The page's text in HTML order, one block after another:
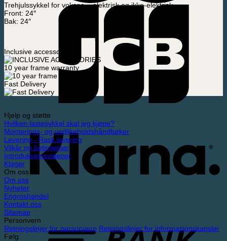
Trehjulssykkel for voksne – elektrisk og ikke-elektrisk
Front: 24″
Bak: 24″
Inclusive accessories
10 year frame warranty
Fast Delivery
Hjelp og støtte
Hvilken lastesykkel skal jeg kjøpe?
Monterings- og vedlikeholdshåndbøker
Levering - Rask levering
Vilkår og betingelser
Introduksjonsvideoer
Klager
Om oss
Om oss
Nyheter
Engroshandel
Kontakt oss
Sitemap
Personvern
Retningslinjer for personvern Retningslinjer for informasjonskapsler
Følg